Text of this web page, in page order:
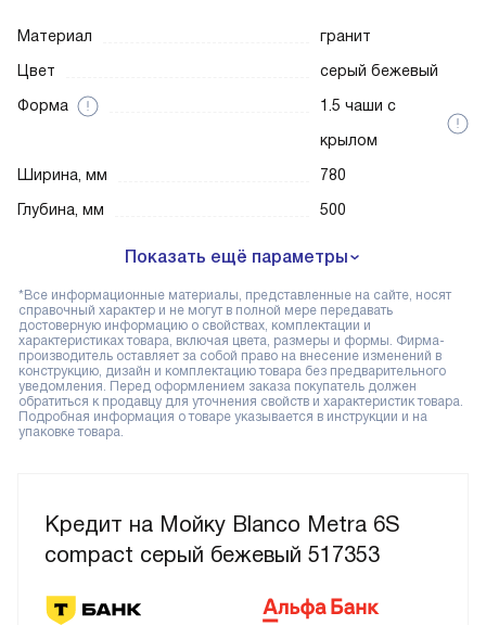
Кредит на Мойку Blanco Metra 6S
compact серый бежевый 517353
Материал
гранит
Цвет
серый бежевый
Форма
1.5 чаши с
крылом
Ширина, мм
780
Глубина, мм
500
Показать ещё параметры
*Все информационные материалы, представленные на сайте, носят
справочный характер и не могут в полной мере передавать
достоверную информацию о свойствах, комплектации и
характеристиках товара, включая цвета, размеры и формы. Фирма-
производитель оставляет за собой право на внесение изменений в
конструкцию, дизайн и комплектацию товара без предварительного
уведомления. Перед оформлением заказа покупатель должен
обратиться к продавцу для уточнения свойств и характеристик товара.
Подробная информация о товаре указывается в инструкции и на
упаковке товара.